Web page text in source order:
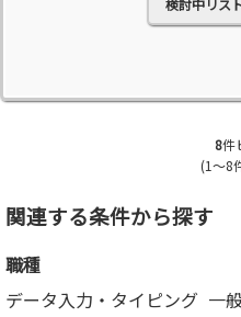
8件
(1～8
関連する条件から探す
職種
データ入力・タイピング 一